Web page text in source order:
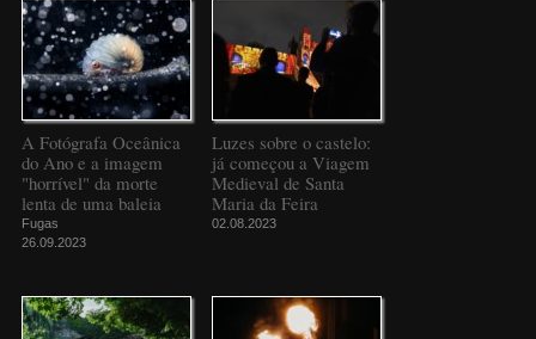
A Fotógrafa Oceânica
do Ano e a imagem
"horrível" da morte
lenta de uma baleia
Fugas
26.09.2023
Luzes sobre o castelo:
já começou a Viagem
Medieval de Santa
Maria da Feira
02.08.2023